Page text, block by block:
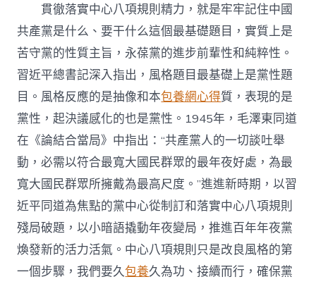
談
會
講
話
摘
編〉
中
貫徹落實中心八項規則精力，就是牢牢記住中國
共產黨是什么、要干什么這個最基礎題目，實質上是
苦守黨的性質主旨，永葆黨的進步前輩性和純粹性。
習近平總書記深入指出，風格題目最基礎上是黨性題
目。風格反應的是抽像和本包養網心得質，表現的是
黨性，起決議感化的也是黨性。1945年，毛澤東同道
在《論結合當局》中指出：“共產黨人的一切談吐舉
動，必需以符合最寬大國民群眾的最年夜好處，為最
寬大國民群眾所擁戴為最高尺度。”進進新時期，以習
近平同道為焦點的黨中心從制訂和落實中心八項規則
殘局破題，以小暗語撬動年夜變局，推進百年年夜黨
煥發新的活力活氣。中心八項規則只是改良風格的第
一個步驟，我們要久包養久為功、接續而行，確保黨